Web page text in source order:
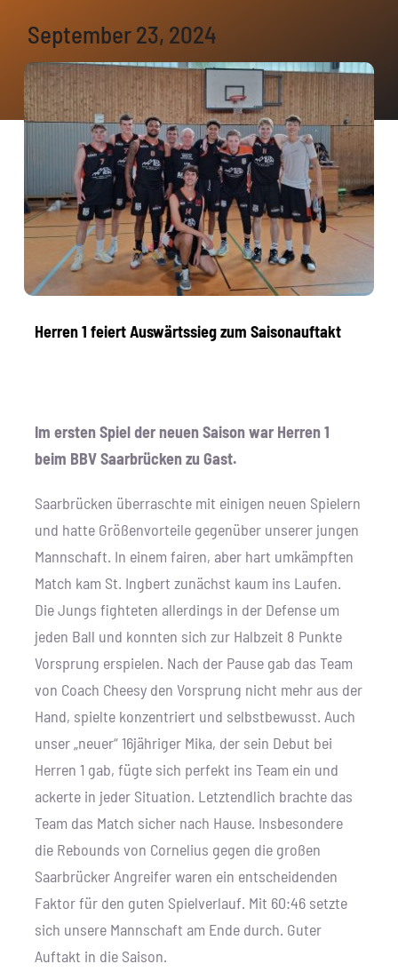
Mitmachen
Der Verein
September 23, 2024
Herren 1 feiert Auswärtssieg zum Saisonauftakt
Im ersten Spiel der neuen Saison war Herren 1
beim BBV Saarbrücken zu Gast.
Saarbrücken überraschte mit einigen neuen Spielern
und hatte Größenvorteile gegenüber unserer jungen
Mannschaft. In einem fairen, aber hart umkämpften
Match kam St. Ingbert zunächst kaum ins Laufen.
Die Jungs fighteten allerdings in der Defense um
jeden Ball und konnten sich zur Halbzeit 8 Punkte
Vorsprung erspielen. Nach der Pause gab das Team
von Coach Cheesy den Vorsprung nicht mehr aus der
Hand, spielte konzentriert und selbstbewusst. Auch
unser „neuer“ 16jähriger Mika, der sein Debut bei
Herren 1 gab, fügte sich perfekt ins Team ein und
ackerte in jeder Situation. Letztendlich brachte das
Team das Match sicher nach Hause. Insbesondere
die Rebounds von Cornelius gegen die großen
Saarbrücker Angreifer waren ein entscheidenden
Faktor für den guten Spielverlauf. Mit 60:46 setzte
sich unsere Mannschaft am Ende durch. Guter
Auftakt in die Saison.